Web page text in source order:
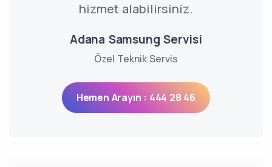
hizmet alabilirsiniz.
Adana Samsung Servisi
Özel Teknik Servis
Hemen Arayın : 444 28 46